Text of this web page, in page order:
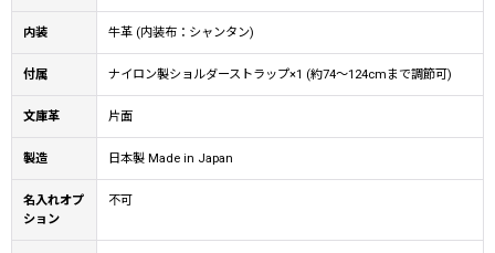
内装 牛革 (内装布：シャンタン)
付属 ナイロン製ショルダーストラップ×1 (約74〜124cmまで調節可)
文庫革 片面
製造 日本製 Made in Japan
名入れオプ
ション
不可